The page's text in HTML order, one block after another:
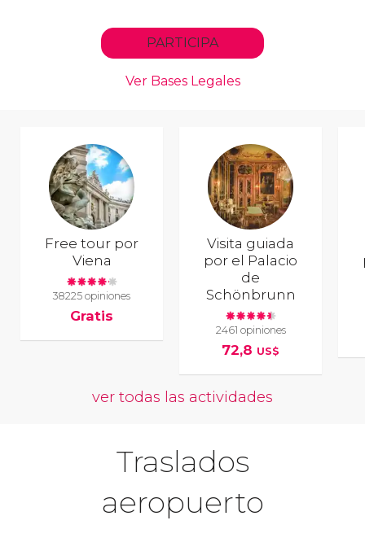
Free tour por
Viena
38225 opiniones
Gratis
Visita guiada
por el Palacio
de
Schönbrunn
2461 opiniones
72,8 US$
ver todas las actividades
Traslados
aeropuerto